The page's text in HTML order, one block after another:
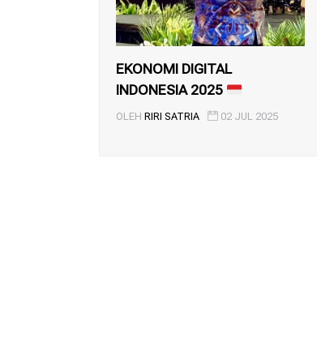
EKONOMI DIGITAL
INDONESIA 2025
OLEH RIRI SATRIA 02 JUL 2025